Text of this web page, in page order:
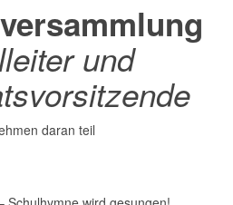
und
daran teil